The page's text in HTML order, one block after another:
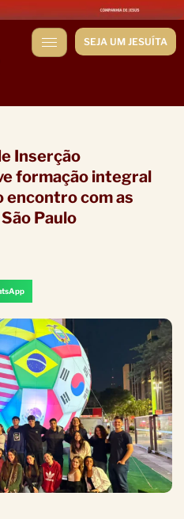
SEJA UM JESUÍTA
Inserção
formação integral
encontro com as
Paulo